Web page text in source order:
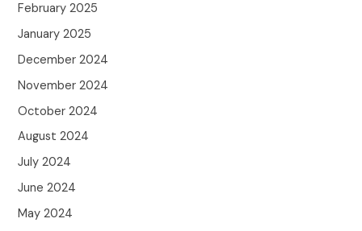
February 2025
January 2025
December 2024
November 2024
October 2024
August 2024
July 2024
June 2024
May 2024